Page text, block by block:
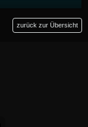
zurück zur Übersicht